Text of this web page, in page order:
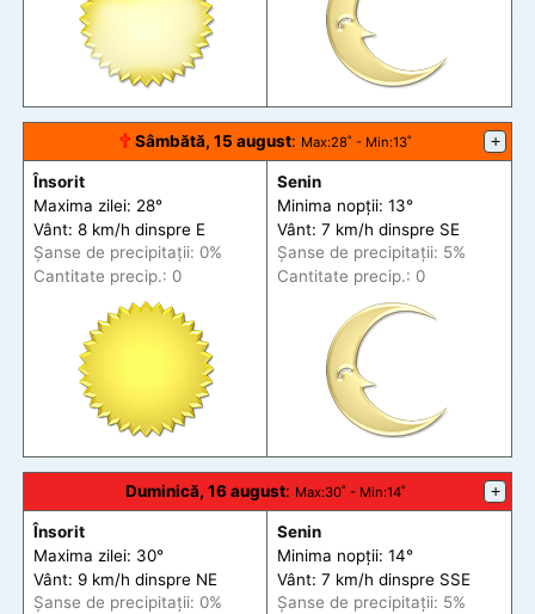
🕆 Sâmbătă, 15 august: Max:28˚ - Min:13˚ +
Însorit
Maxima zilei: 28°
Vânt: 8 km/h dinspre E
Șanse de precipitații: 0%
Cantitate precip.: 0
Senin
Minima nopții: 13°
Vânt: 7 km/h dinspre SE
Șanse de precipitații: 5%
Cantitate precip.: 0
Duminică, 16 august: Max:30˚ - Min:14˚ +
Însorit
Maxima zilei: 30°
Vânt: 9 km/h dinspre NE
Șanse de precipitații: 0%
Senin
Minima nopții: 14°
Vânt: 7 km/h dinspre SSE
Șanse de precipitații: 5%